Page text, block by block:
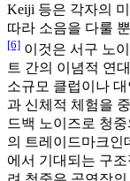
Keiji 등은 각자의
따라 소음을 다룰
[6] 이것은 서구 노
트 간의 이념적 연
소규모 클럽이나
과 신체적 체험을
드백 노이즈로 청
의 트레이드마크인
에서 기대되는 구